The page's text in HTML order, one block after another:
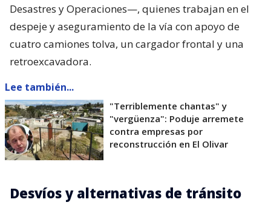
Desastres y Operaciones—, quienes trabajan en el
despeje y aseguramiento de la vía con apoyo de
cuatro camiones tolva, un cargador frontal y una
retroexcavadora.
Lee también...
"Terriblemente chantas" y
"vergüenza": Poduje arremete
contra empresas por
reconstrucción en El Olivar
Desvíos y alternativas de tránsito